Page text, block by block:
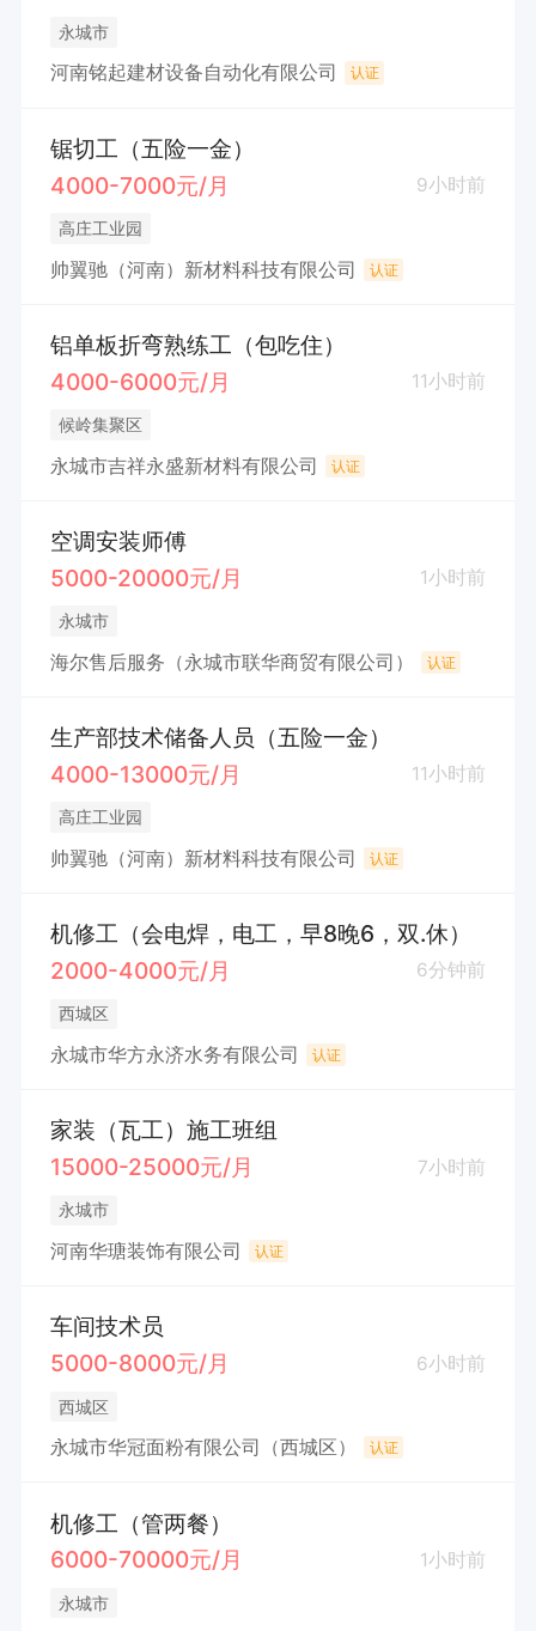
永城市
河南铭起建材设备自动化有限公司 认证
锯切工（五险一金）
4000-7000元/月
9小时前
高庄工业园
帅翼驰（河南）新材料科技有限公司 认证
铝单板折弯熟练工（包吃住）
4000-6000元/月
11小时前
候岭集聚区
永城市吉祥永盛新材料有限公司 认证
空调安装师傅
5000-20000元/月
1小时前
永城市
海尔售后服务（永城市联华商贸有限公司） 认证
生产部技术储备人员（五险一金）
4000-13000元/月
11小时前
高庄工业园
帅翼驰（河南）新材料科技有限公司 认证
机修工（会电焊，电工，早8晚6，双.休）
2000-4000元/月
6分钟前
西城区
永城市华方永济水务有限公司 认证
家装（瓦工）施工班组
15000-25000元/月
7小时前
永城市
河南华瑭装饰有限公司 认证
车间技术员
5000-8000元/月
6小时前
西城区
永城市华冠面粉有限公司（西城区） 认证
机修工（管两餐）
6000-70000元/月
1小时前
永城市